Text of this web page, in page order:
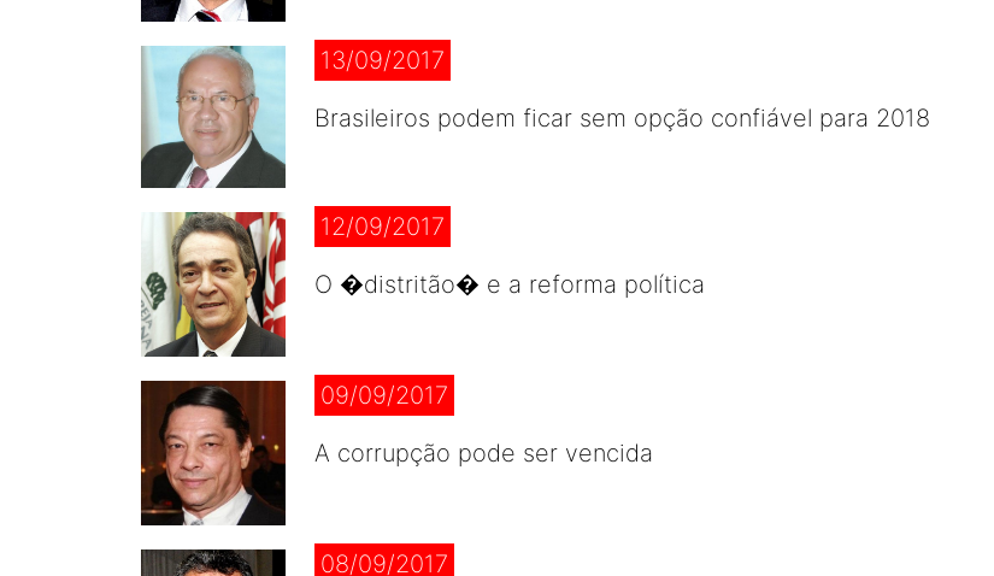
13/09/2017
Brasileiros podem ficar sem opção confiável para 2018
12/09/2017
O �distritão� e a reforma política
09/09/2017
A corrupção pode ser vencida
08/09/2017